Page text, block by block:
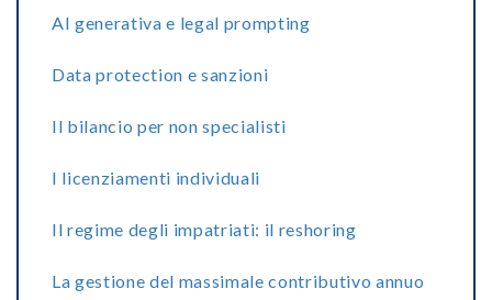
AI generativa e legal prompting
Data protection e sanzioni
Il bilancio per non specialisti
I licenziamenti individuali
Il regime degli impatriati: il reshoring
La gestione del massimale contributivo annuo